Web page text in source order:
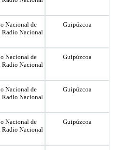
Nacional de
Radio Nacional
Guipúzcoa
Nacional de
Radio Nacional
Guipúzcoa
Nacional de
Radio Nacional
Guipúzcoa
Nacional de
Radio Nacional
Guipúzcoa